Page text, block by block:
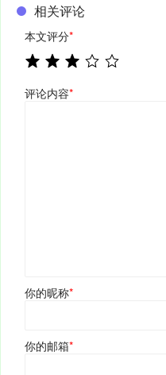
相关评论
本文评分*
评论内容*
你的昵称*
你的邮箱*